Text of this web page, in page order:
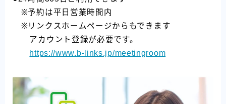
※予約は平日営業時間内
※リンクスホームページからもできます
アカウント登録が必要です。
https://www.b-links.jp/meetingroom